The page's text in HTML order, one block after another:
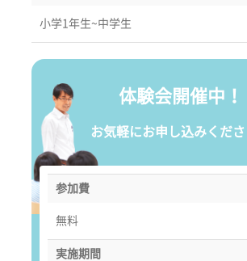
小学1年生~中学生
体験会開催中！
お気軽にお申し込みくだ
参加費
無料
実施期間